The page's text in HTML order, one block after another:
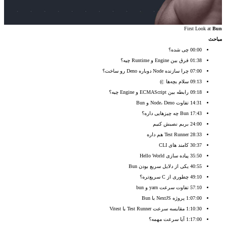
First Look at Bun
مباحث
00:00 چی شده؟
01:38 فرق بین Engine و Runtime چیه؟
07:00 چرا سازنده Node دوباره Deno رو ساخت؟
09:13 سلام بچه‌ها :))
09:18 رابطه بین ECMAScript و Engine چیه؟
14:31 تفاوت Node، Deno و Bun
17:43 ‏Bun چه چیزهایی داره؟
24:00 بریم نصبش کنیم
28:33 ‏Test Runner هم داره
30:37 کامند های CLI
35:50 پیاده سازی Hello World
40:55 یکی از دلایل سریع بودن Bun
49:10 چطوری از C سریع‌تره؟
57:10 تفاوت سرعت yarn و bun
1:07:00 پروژه NextJS با Bun
1:10:30 مقایسه سرعت Test Runner با Vitest
1:17:00 آیا سرعت مهمه؟